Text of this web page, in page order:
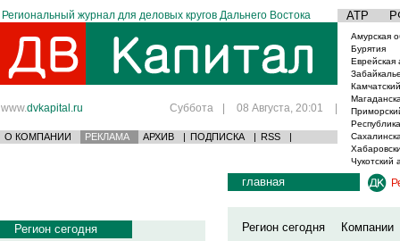
Региональный журнал для деловых кругов Дальнего Востока АТР
www.dvkapital.ru Суббота | 08 Августа, 20:01 |
О КОМПАНИИ РЕКЛАМА АРХИВ | ПОДПИСКА | RSS |
Амурская
Бурятия
Еврейская
Чукотский
Регион сегодня
главная
Регион сегодня
Компании